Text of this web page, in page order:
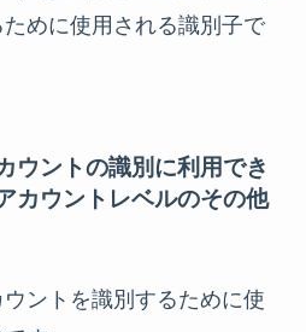
めに使用される識別子で
ウントの識別に利用でき
カウントレベルのその他
ントを識別するために使